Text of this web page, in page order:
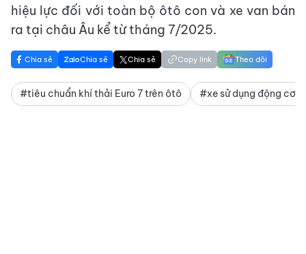
hiệu lực đối với toàn bộ ôtô con và xe van bán
ra tại châu Âu kể từ tháng 7/2025.
Chia sẻ Chia sẻ Chia sẻ Copy link Theo dõi
#tiêu chuẩn khí thải Euro 7 trên ôtô #xe sử dụng động cơ